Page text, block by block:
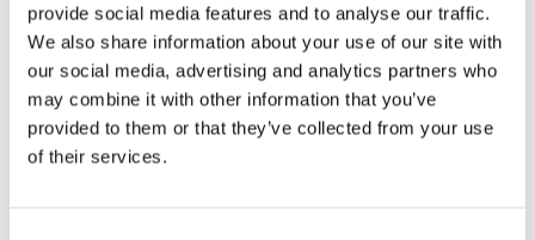
provide social media features and to analyse our traffic.
We also share information about your use of our site with
our social media, advertising and analytics partners who
may combine it with other information that you’ve
provided to them or that they’ve collected from your use
of their services.
14/08/2021